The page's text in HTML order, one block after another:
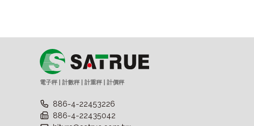
電子秤 | 計數秤 | 計重秤 | 計價秤
886-4-22453226
886-4-22435042